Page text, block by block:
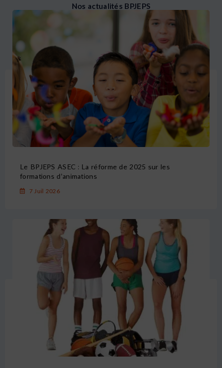
Nos actualités BPJEPS
Le BPJEPS ASEC : La réforme de 2025 sur les
formations d’animations
7 Juil 2026